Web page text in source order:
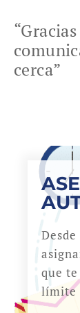
cerca”
que
límite